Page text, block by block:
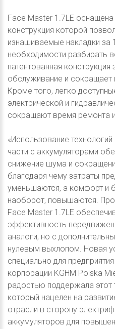
Face Master 1.7LE оснащена
конструкция которой
изнашиваемые накладки за
необходимости разбирать
патентованная
обслуживание и
Кроме того, легко
электрической и
сокращают время ремонта
«Использование
части с аккумуляторами
снижение шума и
благодаря чему затраты
уменьшаются, а комфорт и
наоборот, повышаются.
Face Master 1.7LE
эффективность
аналоги, но с
нулевым выхлопом. Новая
специально для
корпорации KGHM Polska
радостью поддержала этот
который нацелен на
отрасли в сторону
аккумуляторов для